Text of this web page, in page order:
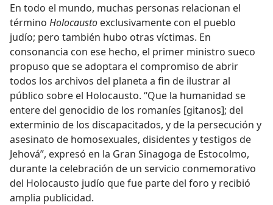
En todo el mundo, muchas personas relacionan el
término Holocausto exclusivamente con el pueblo
judío; pero también hubo otras víctimas. En
consonancia con ese hecho, el primer ministro sueco
propuso que se adoptara el compromiso de abrir
todos los archivos del planeta a fin de ilustrar al
público sobre el Holocausto. “Que la humanidad se
entere del genocidio de los romaníes [gitanos]; del
exterminio de los discapacitados, y de la persecución y
asesinato de homosexuales, disidentes y testigos de
Jehová”, expresó en la Gran Sinagoga de Estocolmo,
durante la celebración de un servicio conmemorativo
del Holocausto judío que fue parte del foro y recibió
amplia publicidad.